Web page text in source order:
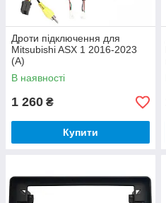
Дроти підключення для
Mitsubishi ASX 1 2016-2023
(A)
В наявності
1 260 ₴
Купити